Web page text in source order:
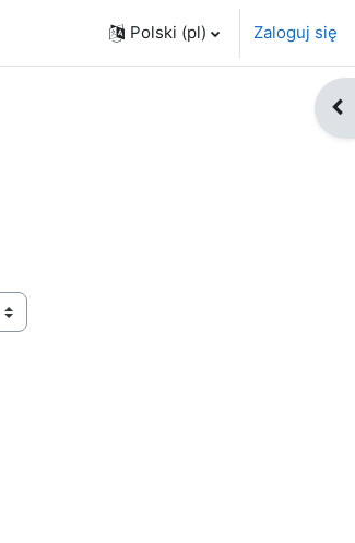
Polski ‎(pl)‎ Zaloguj się